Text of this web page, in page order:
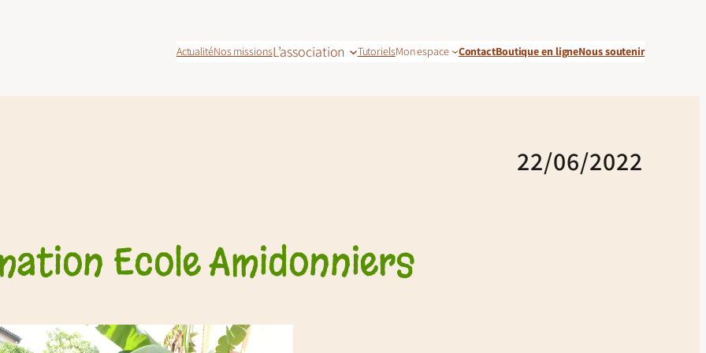
ActualitéNos missionsL’association TutorielsMon espace ContactBoutique en ligneNous soutenir
22/06/2022
Ecole Amidonniers